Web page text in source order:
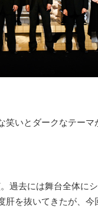
いとダークなテーマ
過去には舞台全体に
肝を抜いてきたが、今